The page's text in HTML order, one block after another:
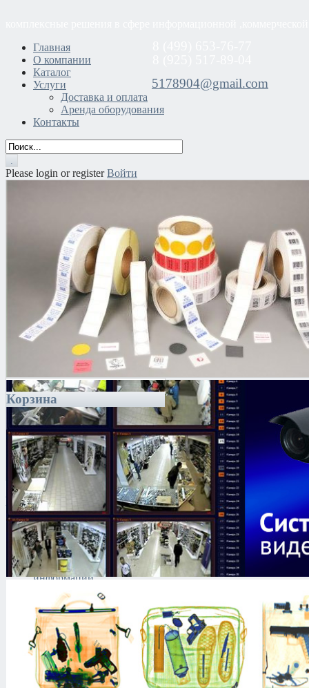
5178904@gmail.com
Главная
О компании
Каталог
Услуги
Доставка и оплата
Аренда оборудования
Контакты
Please login or register Войти
Корзина
Каталог
Антитеррористическое
оборудование
Поиск и выявление
каналов утечки
информации
Технические средства
защиты информации
Тепловизоры
Криминалистическая
техника
Поисково-досмотровое
оборудование
Средства